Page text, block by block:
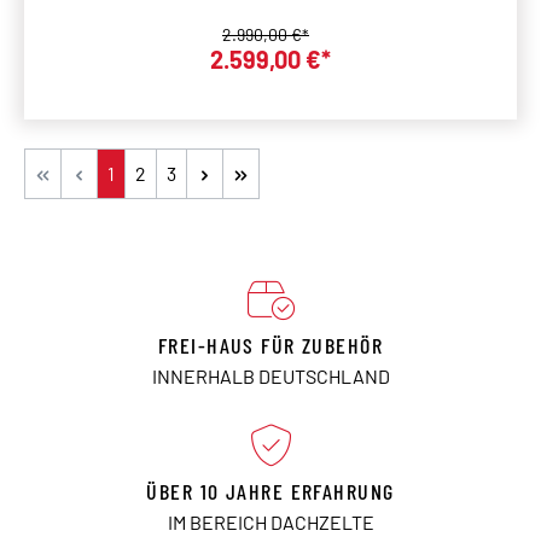
Verkaufspreis:
2.599,00 €*
Regulärer Preis:
2.990,00 €*
Seite
1 Seite
2 Seite
3
FREI-HAUS FÜR ZUBEHÖR
INNERHALB DEUTSCHLAND
ÜBER 10 JAHRE ERFAHRUNG
IM BEREICH DACHZELTE